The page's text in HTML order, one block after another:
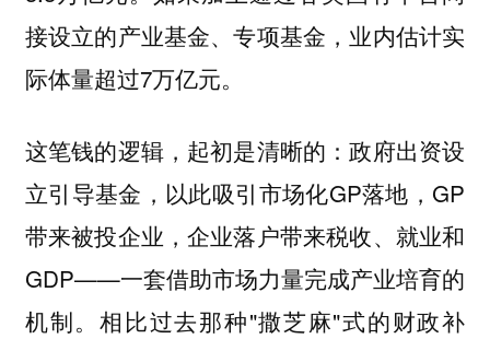
接设立的产业基金、专项基金，业内估计实
际体量超过7万亿元。
这笔钱的逻辑，起初是清晰的：政府出资设
立引导基金，以此吸引市场化GP落地，GP
带来被投企业，企业落户带来税收、就业和
GDP——一套借助市场力量完成产业培育的
机制。相比过去那种"撒芝麻"式的财政补